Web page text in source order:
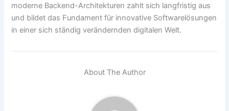
moderne Backend-Architekturen zahlt sich langfristig aus
und bildet das Fundament für innovative Softwarelösungen
in einer sich ständig verändernden digitalen Welt.
About The Author